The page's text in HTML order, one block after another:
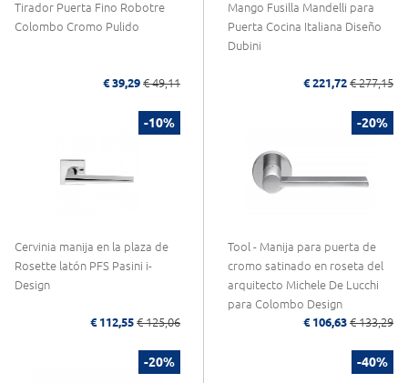
Tirador Puerta Fino Robotre
Colombo Cromo Pulido
€ 39,29 € 49,11
Mango Fusilla Mandelli para
Puerta Cocina Italiana Diseño
Dubini
€ 221,72 € 277,15
-10%
Cervinia manija en la plaza de
Rosette latón PFS Pasini i-
Design
€ 112,55 € 125,06
-20%
Tool - Manija para puerta de
cromo satinado en roseta del
arquitecto Michele De Lucchi
para Colombo Design
€ 106,63 € 133,29
-20% -40%